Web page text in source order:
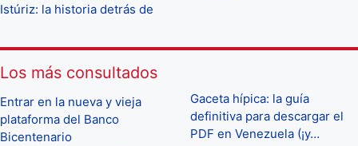
Istúriz: la historia detrás de
Los más consultados
Entrar en la nueva y vieja
plataforma del Banco
Bicentenario
Gaceta hípica: la guía
definitiva para descargar el
PDF en Venezuela (¡y…